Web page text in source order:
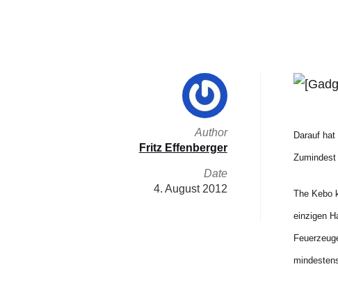
Darauf
Zumindest
The Kebo
einzigen
Author
Fritz Effenberger
Date
4. August 2012